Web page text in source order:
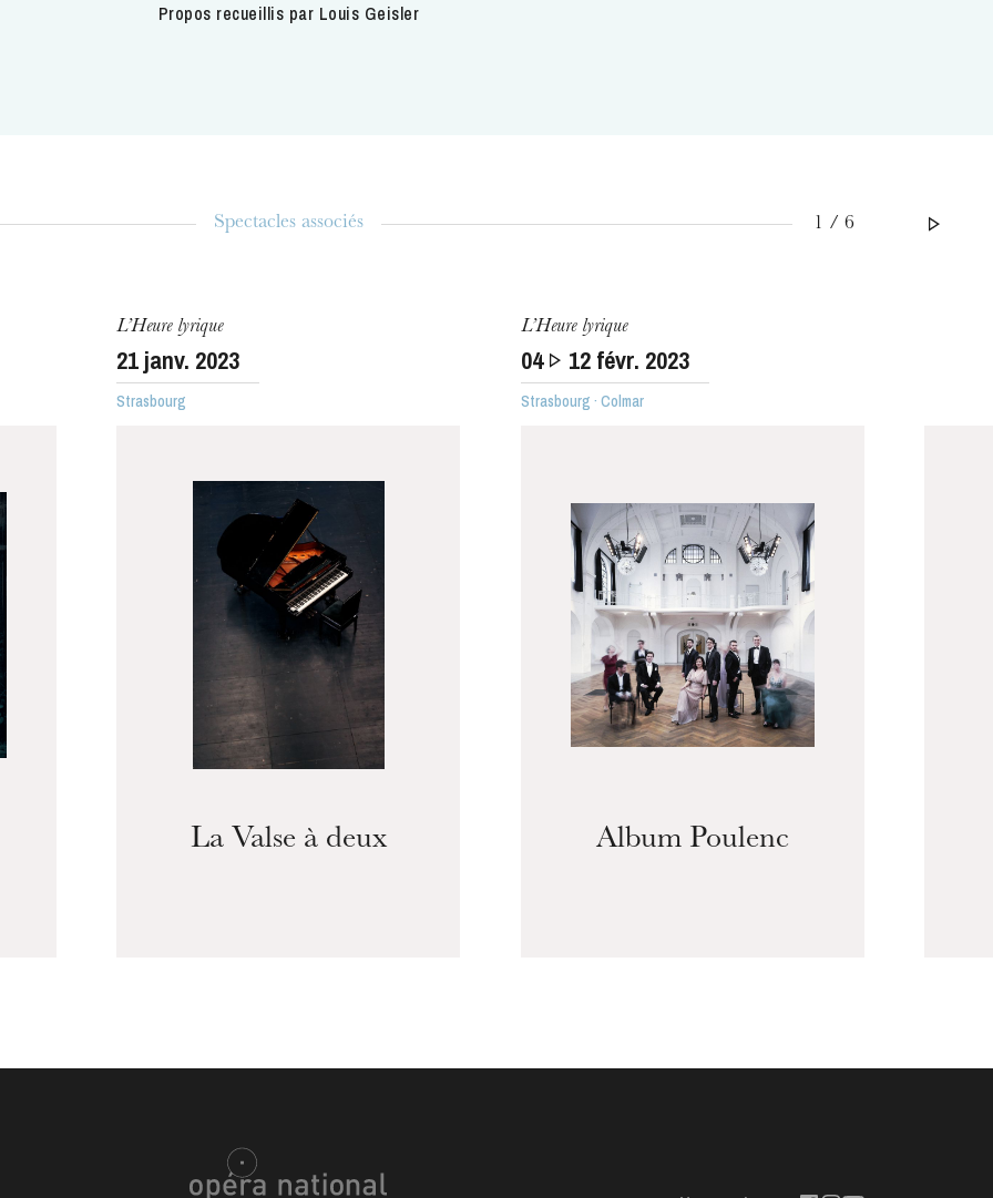
Propos recueillis par Louis Geisler
Spectacles associés 1 / 6
L’Heure lyrique
21 janv. 2023
Strasbourg
La Valse à deux
L’Heure lyrique
04 12févr. 2023
Strasbourg · Colmar
Album Poulenc